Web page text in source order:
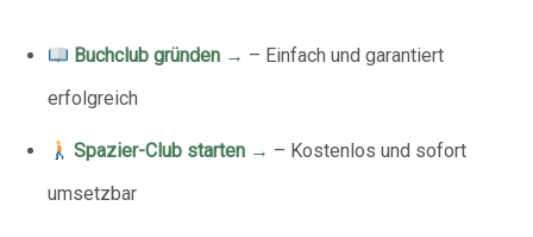
Buchclub gründen → – Einfach und garantiert
erfolgreich
Spazier-Club starten → – Kostenlos und sofort
umsetzbar